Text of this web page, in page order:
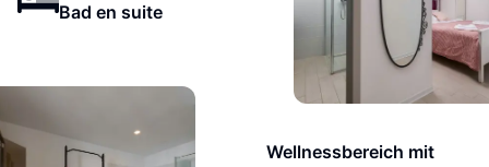
Bad en suite
Wellnessbereich mit